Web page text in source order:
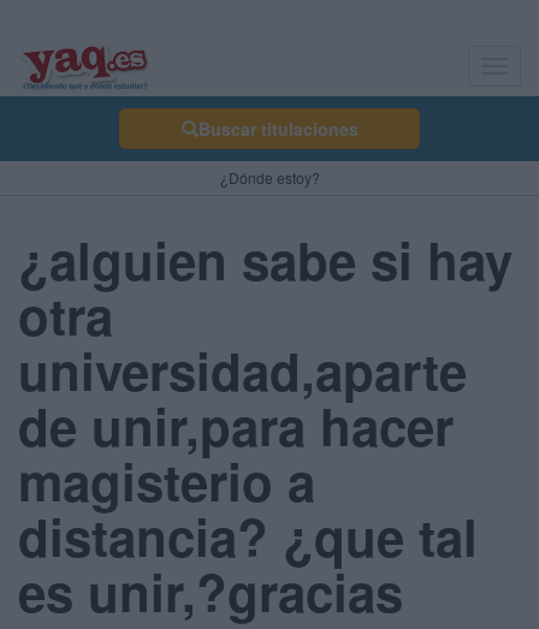
Buscar titulaciones
¿Dónde estoy?
¿alguien sabe si hay
otra
universidad,aparte
de unir,para hacer
magisterio a
distancia? ¿que tal
es unir,?gracias